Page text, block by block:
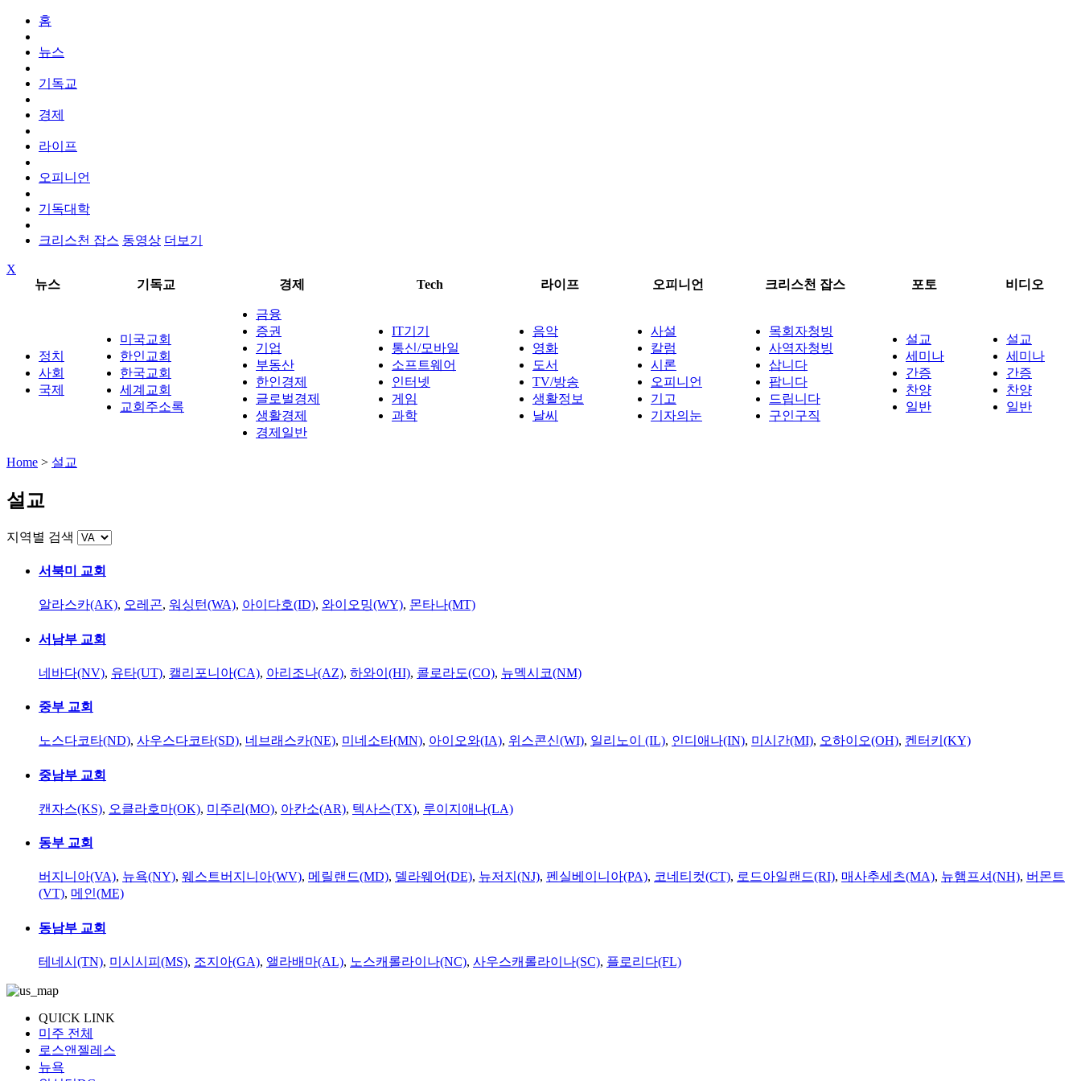
홈
뉴스
기독교
경제
라이프
오피니언
기독대학
크리스천 잡스 동영상 더보기
X
뉴스
기독교 경제 Tech 라이프 오피니언 크리스천 잡스 포토 비디오
정치
사회
국제
미국교회
한인교회
한국교회
세계교회
교회주소록
금융
증권
기업
부동산
한인경제
글로벌경제
생활경제
경제일반
IT기기
통신/모바일
소프트웨어
인터넷
게임
과학
음악
영화
도서
TV/방송
생활정보
날씨
사설
칼럼
시론
오피니언
기고
기자의눈
목회자청빙
사역자청빙
삽니다
팝니다
드립니다
구인구직
설교
세미나
간증
찬양
일반
설교
세미나
간증
찬양
일반
Home > 설교
설교
지역별 검색
서북미 교회
알라스카(AK), 오레곤, 워싱턴(WA), 아이다호(ID), 와이오밍(WY), 몬타나(MT)
서남부 교회
네바다(NV), 유타(UT), 캘리포니아(CA), 아리조나(AZ), 하와이(HI), 콜로라도(CO), 뉴멕시코(NM)
중부 교회
노스다코타(ND), 사우스다코타(SD), 네브래스카(NE), 미네소타(MN), 아이오와(IA), 위스콘신(WI), 일리노이 (IL), 인디애나(IN), 미시간(MI), 오하이오(OH), 켄터키(KY)
중남부 교회
캔자스(KS), 오클라호마(OK), 미주리(MO), 아칸소(AR), 텍사스(TX), 루이지애나(LA)
동부 교회
버지니아(VA), 뉴욕(NY), 웨스트버지니아(WV), 메릴랜드(MD), 델라웨어(DE), 뉴저지(NJ), 펜실베이니아(PA), 코네티컷(CT), 로드아일랜드(RI), 매사추세츠(MA), 뉴햄프셔(NH), 버몬트
(VT), 메인(ME)
동남부 교회
테네시(TN), 미시시피(MS), 조지아(GA), 앨라배마(AL), 노스캐롤라이나(NC), 사우스캐롤라이나(SC), 플로리다(FL)
QUICK LINK
미주 전체
로스앤젤레스
뉴욕